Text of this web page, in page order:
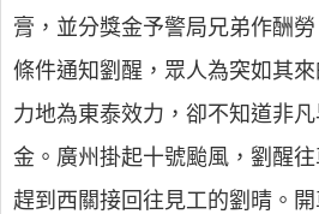
膏，並分獎金予警局兄弟作酬
條件通知劉醒，眾人為突如其
力地為東泰效力，卻不知道非
金。廣州掛起十號颱風，劉醒
趕到西關接回往見工的劉晴。